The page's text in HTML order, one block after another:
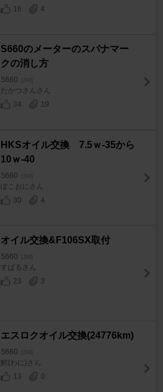
16 4
S660のメーターのスパナマー
クの消し方
S660 [JW]
たかつさんさん
34
19
HKSオイル交換 7.5ｗ-35から
10ｗ-40
S660 [JW]
ぽこおにさん
30
4
オイル交換&F106SX取付
S660 [JW]
すぱるさん
23
3
エスロクオイル交換(24776km)
S660 [JW]
鰐(わに)さん
13
0